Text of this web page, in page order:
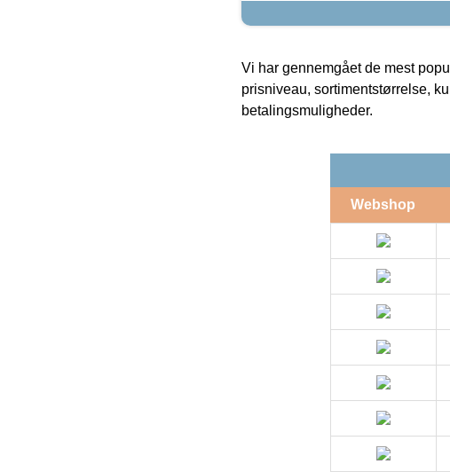
Vi har gennemgået de mest
prisniveau, sortimentstørrelse,
betalingsmuligheder.
Webshop